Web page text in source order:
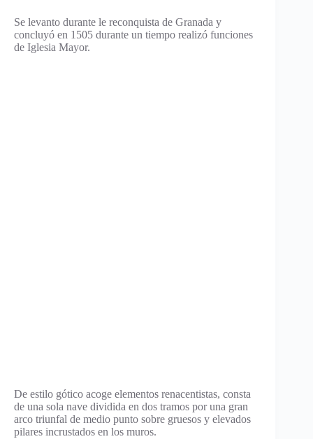
Se levanto durante le reconquista de Granada y
concluyó en 1505 durante un tiempo realizó funciones
de Iglesia Mayor.
De estilo gótico acoge elementos renacentistas, consta
de una sola nave dividida en dos tramos por una gran
arco triunfal de medio punto sobre gruesos y elevados
pilares incrustados en los muros.